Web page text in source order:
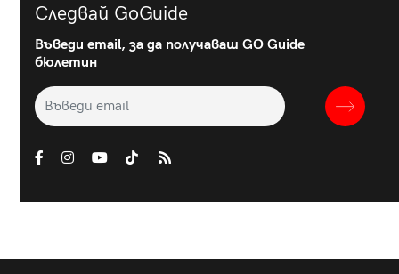
Следвай GoGuide
Въведи email, за да получаваш GO Guide
бюлетин